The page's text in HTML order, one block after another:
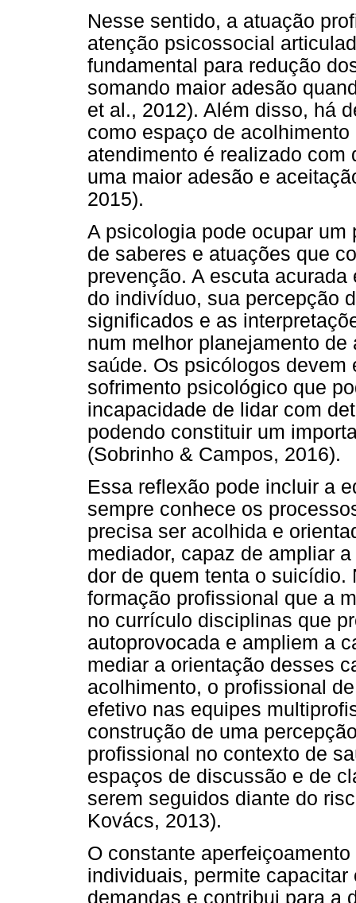
Nesse sentido, a atuação
atenção psicossocial
fundamental para redução
somando maior adesão
et al., 2012). Além disso, há
como espaço de
atendimento é realizado com
uma maior adesão e
2015).
A psicologia pode ocupar
de saberes e atuações que
prevenção. A escuta
do indivíduo, sua percepção
significados e as
num melhor planejamento
saúde. Os psicólogos
sofrimento psicológico que
incapacidade de lidar com
podendo constituir um
(Sobrinho & Campos, 2016).
Essa reflexão pode incluir a
sempre conhece os
precisa ser acolhida e
mediador, capaz de ampliar
dor de quem tenta o suicídio.
formação profissional que a
no currículo disciplinas que
autoprovocada e ampliem a
mediar a orientação desses
acolhimento, o profissional
efetivo nas equipes
construção de uma
profissional no contexto de
espaços de discussão e de
serem seguidos diante do
Kovács, 2013).
O constante
individuais, permite
demandas e contribui para a